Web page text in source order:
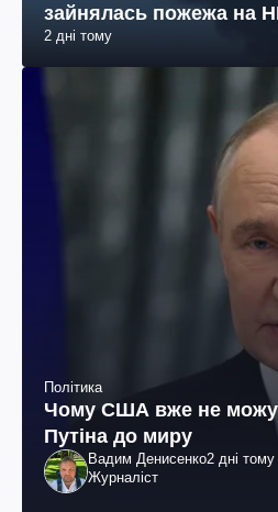
зайнялась пожежа на
2 дні тому
Політика
Чому США вже не
Путіна до миру
Вадим Денисенко2 дні тому
Журналіст